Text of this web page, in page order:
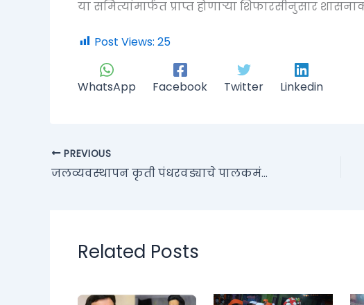
या समित्यांमार्फत प्राप्त होणाऱ्या शिफारसीनुसार
Post Views: 25
WhatsApp Facebook Twitter Linkedin
PREVIOUS
जलव्यवस्थापन कृती पंधरवड्याचे पालकमंत्री शंभूराज देसाई यांच्या हस्ते शुभारंभ
Related Posts